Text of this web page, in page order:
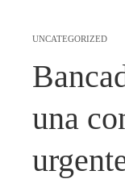
UNCATEGORIZED
una